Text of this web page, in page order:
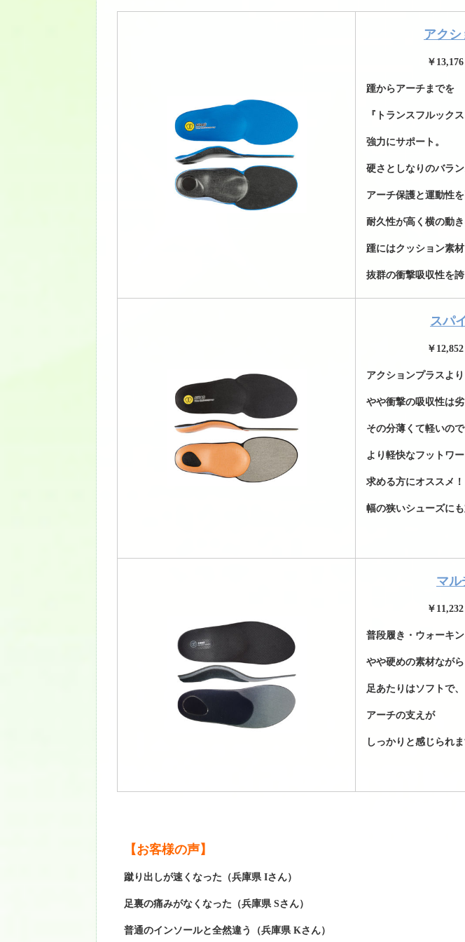
アクシ
￥13,176
踵からアーチまでを
『トランスフルック
強力にサポート。
硬さとしなりのバラ
アーチ保護と運動性を
耐久性が高く横の動き
踵にはクッション素材
抜群の衝撃吸収性を誇
スパ
￥12,852
アクションプラスよ
やや衝撃の吸収性は劣
その分薄くて軽いので
より軽快なフットワ
求める方にオススメ！
幅の狭いシューズにも
マル
￥11,232
普段履き・ウォーキン
やや硬めの素材ながら
足あたりはソフトで、
アーチの支えが
しっかりと感じられま
【お客様の声】
蹴り出しが速くなった（兵庫県 Iさん）
足裏の痛みがなくなった（兵庫県 Sさん）
普通のインソールと全然違う（兵庫県 Kさん）